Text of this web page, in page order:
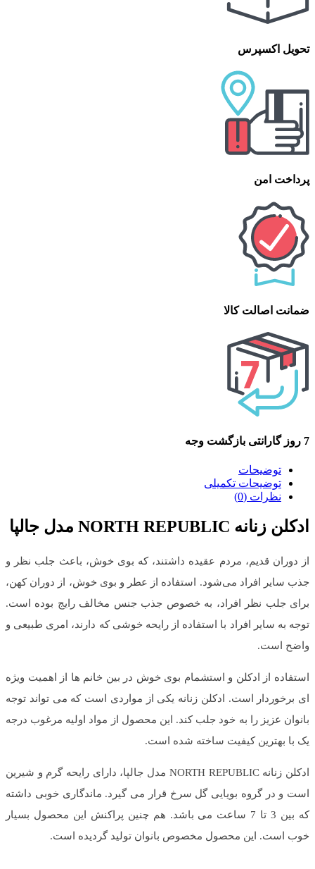
تحویل اکسپرس
پرداخت امن
ضمانت اصالت کالا
7 روز گارانتی بازگشت وجه
توضیحات
توضیحات تکمیلی
نظرات (0)
ادکلن زنانه NORTH REPUBLIC مدل جالپا
از دوران قدیم، مردم عقیده داشتند، که بوی خوش، باعث جلب نظر و
جذب سایر افراد می‌شود. استفاده از عطر و بوی خوش، از دوران کهن،
برای جلب نظر افراد، به خصوص جذب جنس مخالف رایج بوده است.
توجه به سایر افراد با استفاده از رایحه خوشی که دارند، امری طبیعی و
واضح است.
استفاده از ادکلن و استشمام بوی خوش در بین خانم ها از اهمیت ویژه
ای برخوردار است. ادکلن زنانه یکی از مواردی است که می تواند توجه
بانوان عزیز را به خود جلب کند. این محصول از مواد اولیه مرغوب درجه
یک با بهترین کیفیت ساخته شده است.
ادکلن زنانه NORTH REPUBLIC مدل جالپا، دارای رایحه گرم و شیرین
است و در گروه بویایی گل سرخ قرار می گیرد. ماندگاری خوبی داشته
که بین 3 تا 7 ساعت می باشد. هم چنین پراکنش این محصول بسیار
خوب است. این محصول مخصوص بانوان تولید گردیده است.